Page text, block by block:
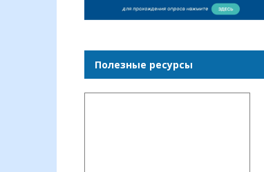
Полезные ресурсы